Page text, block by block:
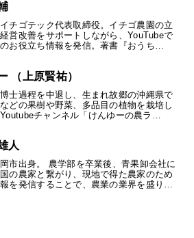
チゴテック代表取締役。イチゴ農園の立
営改善をサポートしながら、YouTubeで
お役立ち情報を発信。著書『おうち…
（上原賢祐）
士過程を中退し、生まれ故郷の沖縄県で
どの果樹や野菜、多品目の植物を栽培し
チャンネル「けんゆーの農ラ…
人
市出身。 農学部を卒業後、青果卸会社に
の農家と繋がり、現地で得た農家のため
を発信することで、農業の業界を盛り…